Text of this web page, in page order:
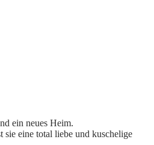
ein neues Heim.
sie eine total liebe und kuschelige